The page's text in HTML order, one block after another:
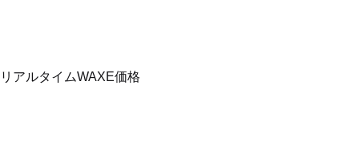
リアルタイムWAXE価格